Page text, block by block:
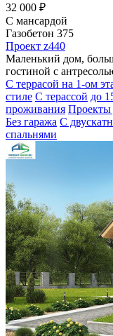
32 000 ₽
С мансардой
Газобетон 375
Проект z440
Маленький дом,
гостиной с
С террасой на 1-ом
стиле С терассой до
проживания Проекты
Без гаража С
спальнями